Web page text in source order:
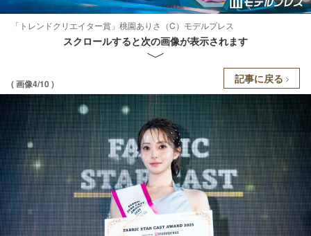
「トレンドクリエイター賞」桃園ありさ（C）モデルプレス
スクロールすると次の画像が表示されます
( 画像4/10 ) 記事に戻る